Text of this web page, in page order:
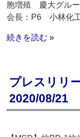
胞増殖 慶大グル
会長：P6 小林化
続きを読む »
プレスリリ
2020/08/21